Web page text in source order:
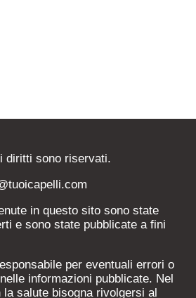
sono riservati.
in questo sito sono state
e sono state pubblicate a fini
per eventuali errori o
informazioni pubblicate. Nel
salute bisogna rivolgersi al